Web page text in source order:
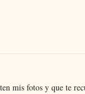
mis fotos y que te